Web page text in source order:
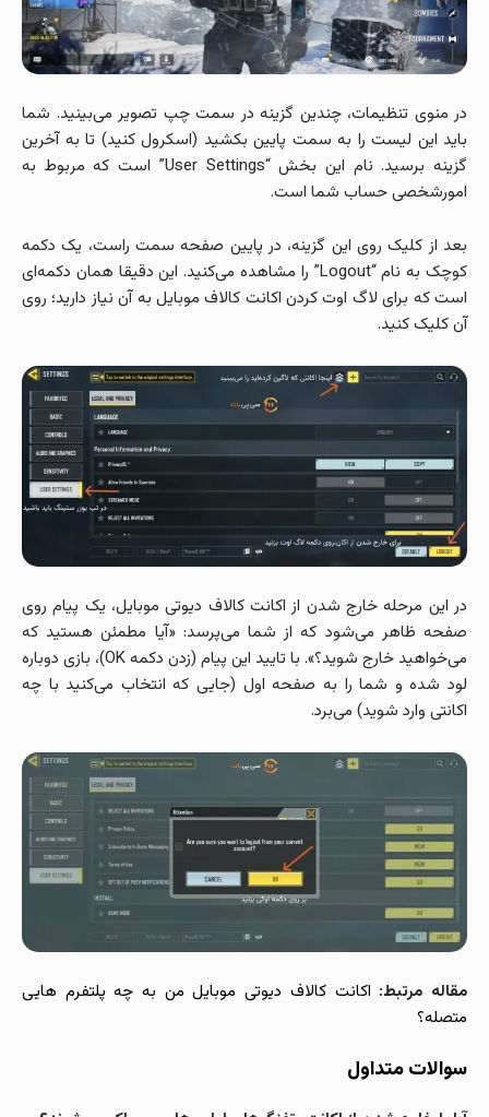
در منوی تنظیمات، چندین گزینه در سمت چپ تصویر می‌بینید. شما
باید این لیست را به سمت پایین بکشید (اسکرول کنید) تا به آخرین
گزینه برسید. نام این بخش “User Settings” است که مربوط به
امورشخصی حساب شما است.
بعد از کلیک روی این گزینه، در پایین صفحه سمت راست، یک دکمه
کوچک به نام “Logout” را مشاهده می‌کنید. این دقیقا همان دکمه‌ای
است که برای لاگ اوت کردن اکانت کالاف موبایل به آن نیاز دارید؛ روی
آن کلیک کنید.
در این مرحله خارج شدن از اکانت کالاف دیوتی موبایل، یک پیام روی
صفحه ظاهر می‌شود که از شما می‌پرسد: «آیا مطمئن هستید که
می‌خواهید خارج شوید؟». با تایید این پیام (زدن دکمه OK)، بازی دوباره
لود شده و شما را به صفحه اول (جایی که انتخاب می‌کنید با چه
اکانتی وارد شوید) می‌برد.
مقاله مرتبط: اکانت کالاف دیوتی موبایل من به چه پلتفرم هایی
متصله؟
سوالات متداول